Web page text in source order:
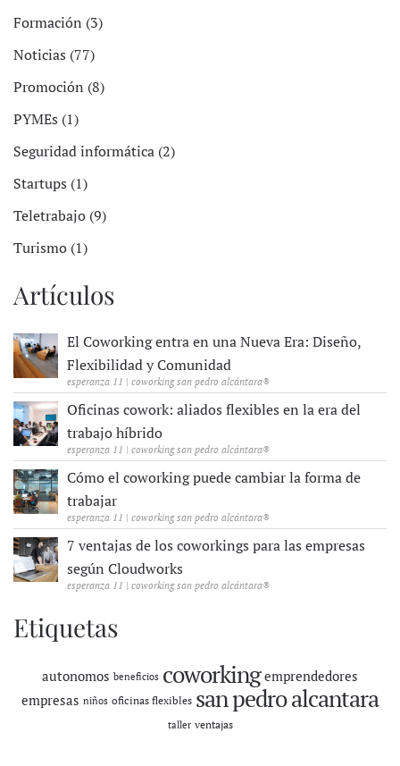
Formación (3)
Noticias (77)
Promoción (8)
PYMEs (1)
Seguridad informática (2)
Startups (1)
Teletrabajo (9)
Turismo (1)
Artículos
El Coworking entra en una Nueva Era: Diseño,
Flexibilidad y Comunidad
esperanza 11 | coworking san pedro alcántara®
Oficinas cowork: aliados flexibles en la era del
trabajo híbrido
esperanza 11 | coworking san pedro alcántara®
Cómo el coworking puede cambiar la forma de
trabajar
esperanza 11 | coworking san pedro alcántara®
7 ventajas de los coworkings para las empresas
según Cloudworks
esperanza 11 | coworking san pedro alcántara®
Etiquetas
autonomos beneficios coworking emprendedores
empresas niños oficinas flexibles san pedro alcantara
taller ventajas